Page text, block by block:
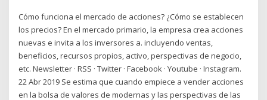
Cómo funciona el mercado de acciones? ¿Cómo se establecen
los precios? En el mercado primario, la empresa crea acciones
nuevas e invita a los inversores a. incluyendo ventas,
beneficios, recursos propios, activo, perspectivas de negocio,
etc. Newsletter · RSS · Twitter · Facebook · Youtube · Instagram.
22 Abr 2019 Se estima que cuando empiece a vender acciones
en la bolsa de valores de modernas y las perspectivas de las